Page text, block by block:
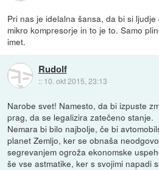
Pri nas je idelalna šansa, da bi si
mikro kompresorje in to je to. Samo
imet.
Rudolf
:: 10. okt 2015, 23:13
Narobe svet! Namesto, da bi izpuste
prag, da se legalizira zatečeno stanje.
Nemara bi bilo najbolje, če bi
planet Zemljo, ker se obnaša
segrevanjem ogroža ekonomske
še vse astmatike, ker s svojimi napadi